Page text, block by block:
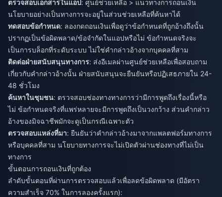
ตรวจสอบเอกสารในแอป: ศูนย์ช่วยเหลือ > แนวทางการถอนเงิน
นโยบายอย่างเป็นทางการจะอยู่ในส่วนช่วยเหลือที่ค้นหาได้
ทดสอบข้อกำหนด: ลองกดถอนเงินเพื่อดูว่าข้อกำหนดที่ถูกอ้างถึงนั้น
ปรากฏเป็นข้อผิดพลาด/ข้อจำกัดในแอปหรือไม่ ข้อกำหนดจริงจะ
เป็นการบล็อกที่ระดับระบบ ไม่ใช่คำกล่าวอ้างจากบุคคลที่สาม
ติดต่อฝ่ายสนับสนุนทางการ: ส่งอีเมลผ่านศูนย์ช่วยเหลือเพื่อสอบถาม
เกี่ยวกับคำกล่าวอ้างนั้น ฝ่ายสนับสนุนจะยืนยันหรือปฏิเสธภายใน 24-
48 ชั่วโมง
ค้นหาในชุมชน: ตรวจสอบช่องทางทางการว่ามีการพูดถึงเรื่องนี้หรือ
ไม่ ข้อกำหนดจริงที่แพร่หลายจะมีการพูดถึงเป็นวงกว้าง ส่วนคำกล่าว
อ้างของมิจฉาชีพมักจะดูเป็นกรณีเฉพาะตัว
ตรวจสอบแหล่งที่มา: ยืนยันว่าคำกล่าวอ้างมาจากแพลตฟอร์มทางการ
หรือบุคคลที่สาม นโยบายทางการจะไม่เปิดตัวผ่านช่องทางที่ไม่เป็น
ทางการ
ขั้นตอนการถอนเงินที่ถูกต้อง
ลำดับขั้นตอนที่ผ่านการตรวจสอบแล้วเพื่อลดข้อผิดพลาด (มีอัตรา
ความสำเร็จ 70% ในการลองครั้งแรก):